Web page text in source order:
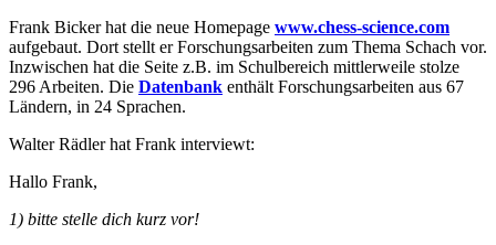
Frank Bicker hat die neue Homepage www.chess-science.com
aufgebaut. Dort stellt er Forschungsarbeiten zum Thema Schach vor.
Inzwischen hat die Seite z.B. im Schulbereich mittlerweile stolze
296 Arbeiten. Die Datenbank enthält Forschungsarbeiten aus 67
Ländern, in 24 Sprachen.
Walter Rädler hat Frank interviewt:
Hallo Frank,
1) bitte stelle dich kurz vor!